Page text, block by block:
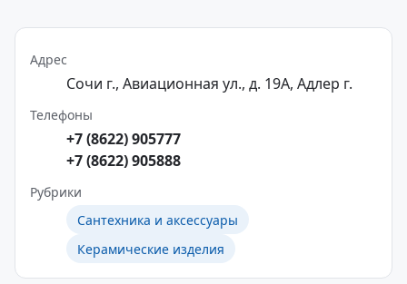
Адрес
Сочи г., Авиационная ул., д. 19А, Адлер г.
Телефоны
+7 (8622) 905777
+7 (8622) 905888
Рубрики
Сантехника и аксессуары
Керамические изделия